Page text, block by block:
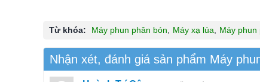
Từ khóa: Máy phun phân bón Máy xạ lúa Máy phun
Nhận xét, đánh giá sản phẩm Máy